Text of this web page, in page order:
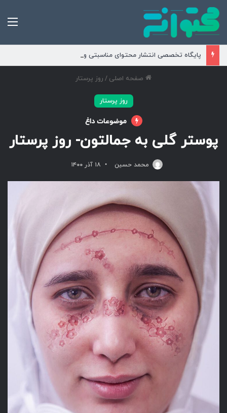
پایگاه تخصصی انتشار محتوای مناسبتی و موضوعی
صفحه اصلی / روز پرستار
روز پرستار
موضوعات داغ
پوستر گلی به جمالتون- روز پرستار
محمد حسین ۱۸ آذر ۱۴۰۰